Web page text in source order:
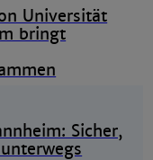
Universität
bringt
Sicher,